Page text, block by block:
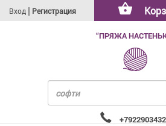
Вход | Регистрация
“ПРЯЖА